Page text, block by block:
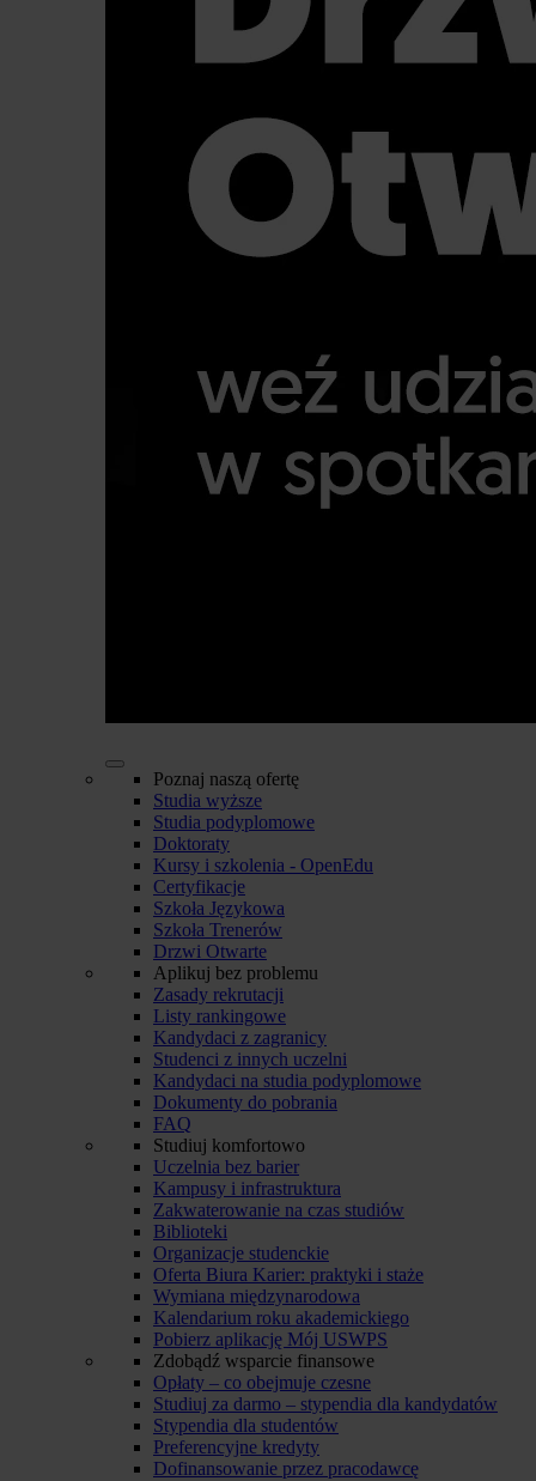
Poznaj naszą ofertę
Studia wyższe
Studia podyplomowe
Doktoraty
Kursy i szkolenia - OpenEdu
Certyfikacje
Szkoła Językowa
Szkoła Trenerów
Drzwi Otwarte
Aplikuj bez problemu
Zasady rekrutacji
Listy rankingowe
Kandydaci z zagranicy
Studenci z innych uczelni
Kandydaci na studia podyplomowe
Dokumenty do pobrania
FAQ
Studiuj komfortowo
Uczelnia bez barier
Kampusy i infrastruktura
Zakwaterowanie na czas studiów
Biblioteki
Organizacje studenckie
Oferta Biura Karier: praktyki i staże
Wymiana międzynarodowa
Kalendarium roku akademickiego
Pobierz aplikację Mój USWPS
Zdobądź wsparcie finansowe
Opłaty – co obejmuje czesne
Studiuj za darmo – stypendia dla kandydatów
Stypendia dla studentów
Preferencyjne kredyty
Dofinansowanie przez pracodawcę